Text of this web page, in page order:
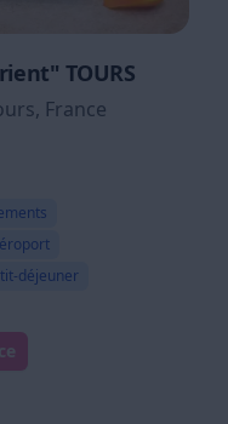
TOURS
France
déjeuner